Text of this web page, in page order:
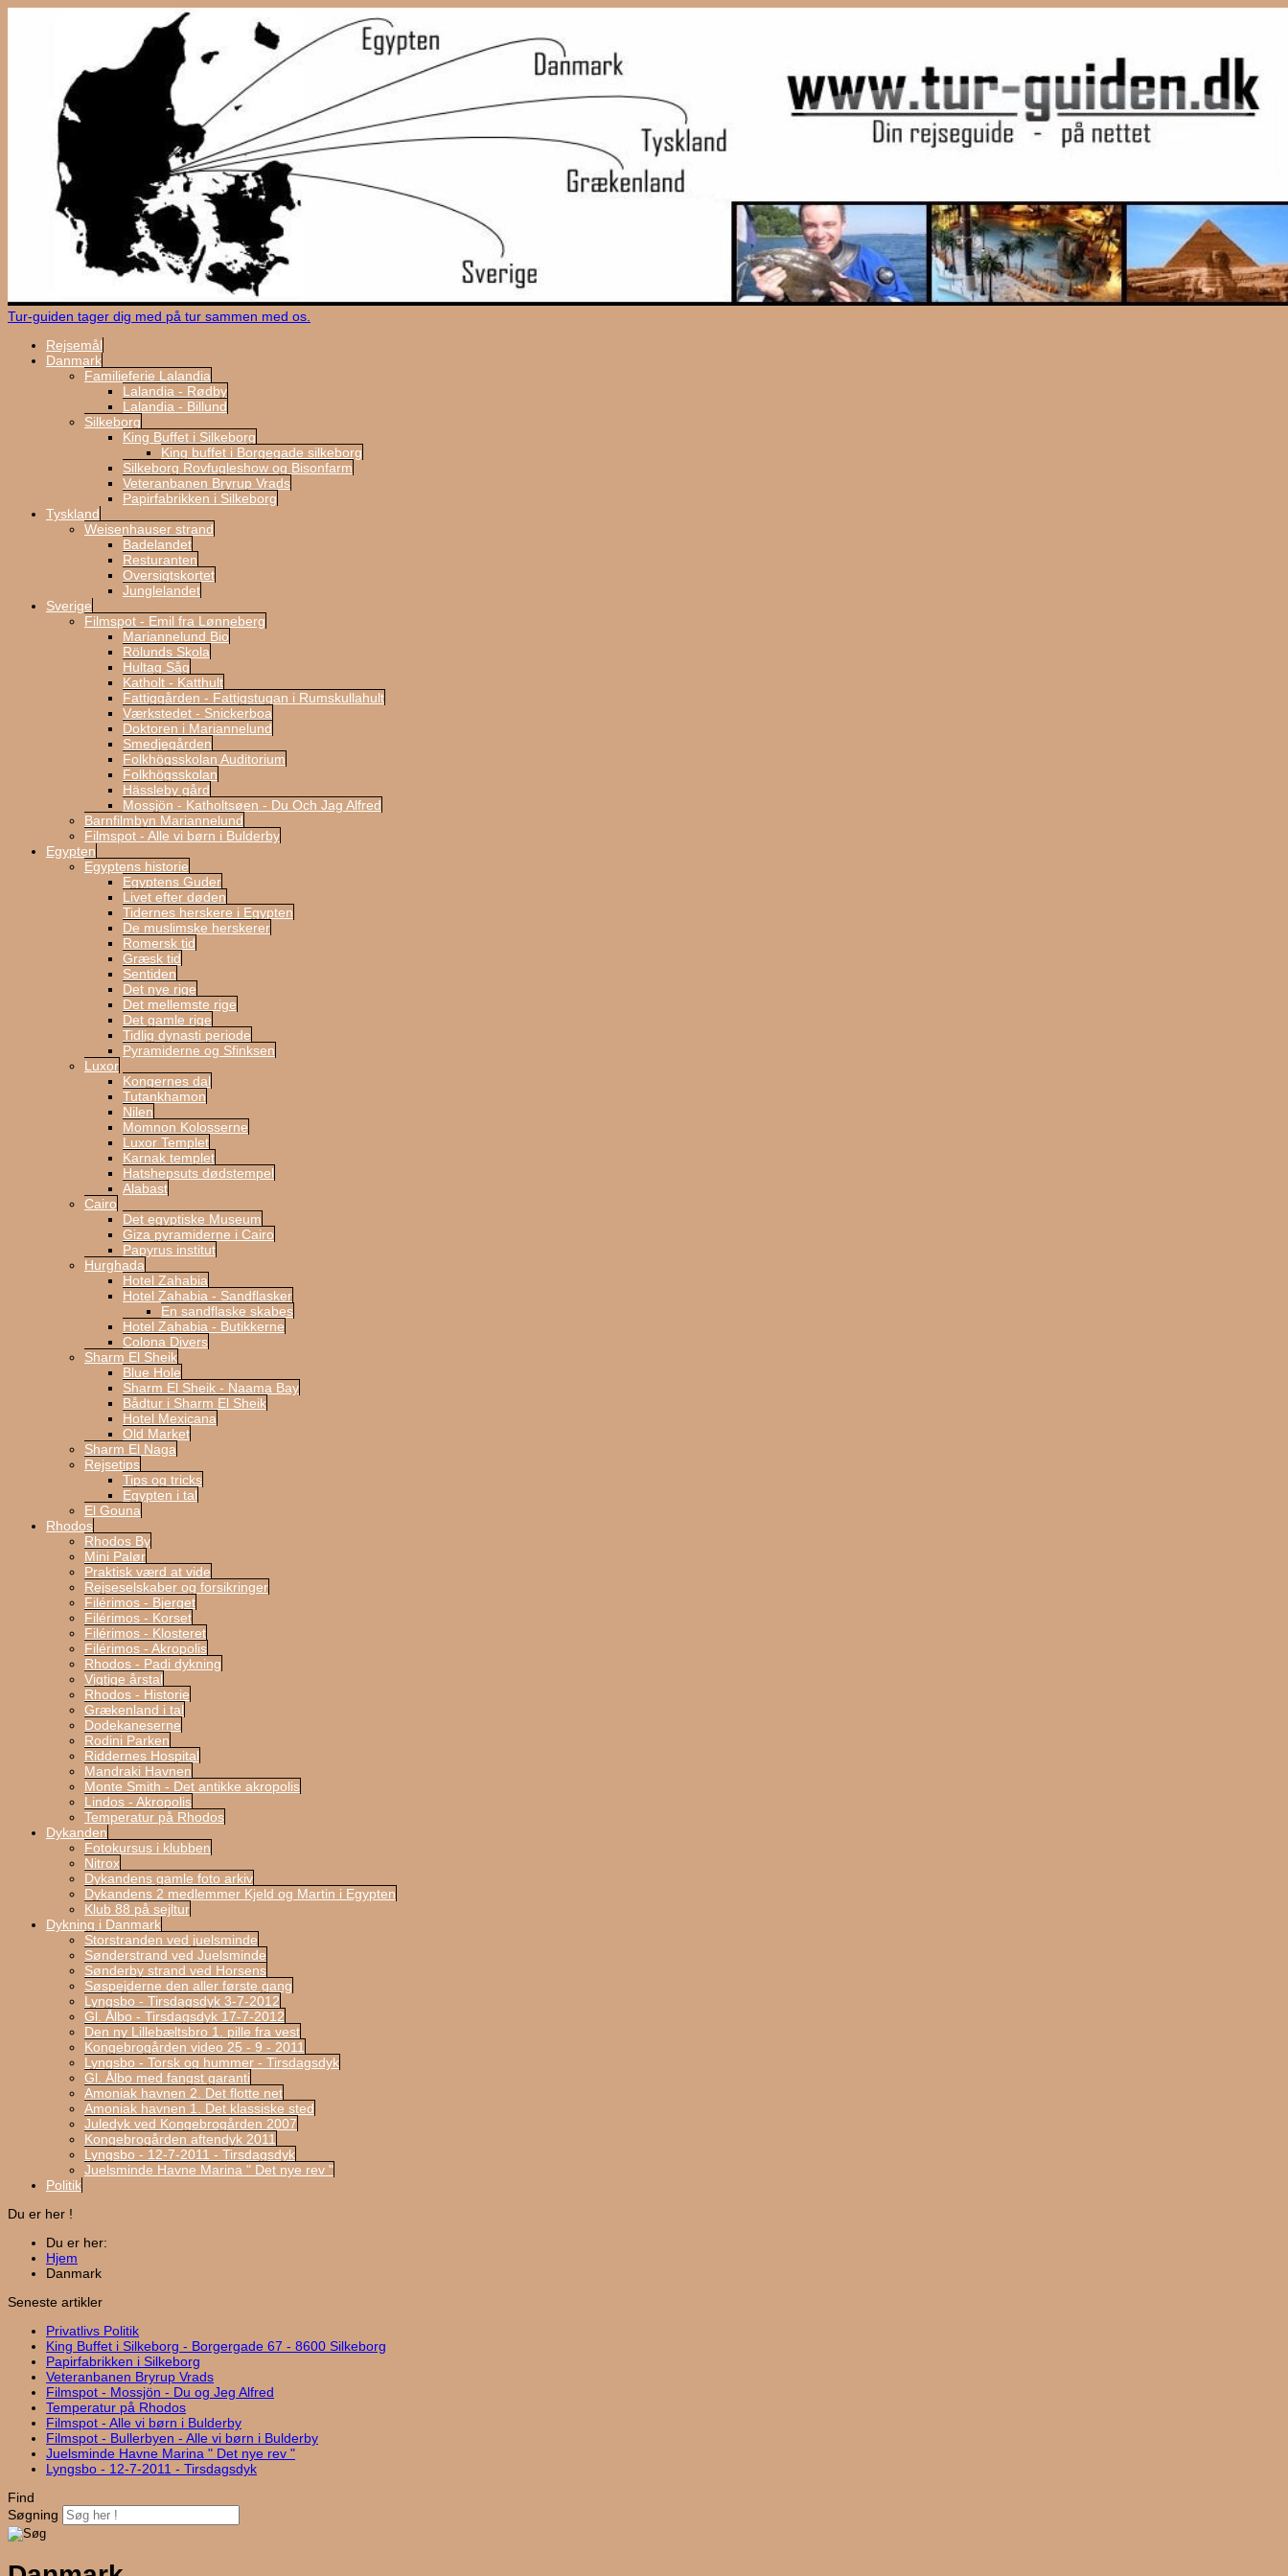
Tur-guiden tager dig med på tur sammen med os.
Rejsemål
Danmark
Familieferie Lalandia
Lalandia - Rødby
Lalandia - Billund
Silkeborg
King Buffet i Silkeborg
King buffet i Borgegade silkeborg
Silkeborg Rovfugleshow og Bisonfarm
Veteranbanen Bryrup Vrads
Papirfabrikken i Silkeborg
Tyskland
Weisenhauser strand
Badelandet
Resturanten
Oversigtskortet
Junglelandet
Sverige
Filmspot - Emil fra Lønneberg
Mariannelund Bio
Rölunds Skola
Hultag Såg
Katholt - Katthult
Fattiggården - Fattigstugan i Rumskullahult
Værkstedet - Snickerboa
Doktoren i Mariannelund
Smedjegården
Folkhögsskolan Auditorium
Folkhögsskolan
Hässleby gård
Mossjön - Katholtsøen - Du Och Jag Alfred
Barnfilmbyn Mariannelund
Filmspot - Alle vi børn i Bulderby
Egypten
Egyptens historie
Egyptens Guder
Livet efter døden
Tidernes herskere i Egypten
De muslimske herskerer
Romersk tid
Græsk tid
Sentiden
Det nye rige
Det mellemste rige
Det gamle rige
Tidlig dynasti periode
Pyramiderne og Sfinksen
Luxor
Kongernes dal
Tutankhamon
Nilen
Momnon Kolosserne
Luxor Templet
Karnak templet
Hatshepsuts dødstempel
Alabast
Cairo
Det egyptiske Museum
Giza pyramiderne i Cairo
Papyrus institut
Hurghada
Hotel Zahabia
Hotel Zahabia - Sandflasker
En sandflaske skabes
Hotel Zahabia - Butikkerne
Colona Divers
Sharm El Sheik
Blue Hole
Sharm El Sheik - Naama Bay
Bådtur i Sharm El Sheik
Hotel Mexicana
Old Market
Sharm El Naga
Rejsetips
Tips og tricks
Egypten i tal
El Gouna
Rhodos
Rhodos By
Mini Palør
Praktisk værd at vide
Rejseselskaber og forsikringer
Filérimos - Bjerget
Filérimos - Korset
Filérimos - Klosteret
Filérimos - Akropolis
Rhodos - Padi dykning
Vigtige årstal
Rhodos - Historie
Grækenland i tal
Dodekaneserne
Rodini Parken
Riddernes Hospital
Mandraki Havnen
Monte Smith - Det antikke akropolis
Lindos - Akropolis
Temperatur på Rhodos
Dykanden
Fotokursus i klubben
Nitrox
Dykandens gamle foto arkiv
Dykandens 2 medlemmer Kjeld og Martin i Egypten
Klub 88 på sejltur
Dykning i Danmark
Storstranden ved juelsminde
Sønderstrand ved Juelsminde
Sønderby strand ved Horsens
Søspejderne den aller første gang
Lyngsbo - Tirsdagsdyk 3-7-2012
Gl. Ålbo - Tirsdagsdyk 17-7-2012
Den ny Lillebæltsbro 1. pille fra vest
Kongebrogården video 25 - 9 - 2011
Lyngsbo - Torsk og hummer - Tirsdagsdyk
Gl. Ålbo med fangst garanti
Amoniak havnen 2. Det flotte net
Amoniak havnen 1. Det klassiske sted
Juledyk ved Kongebrogården 2007
Kongebrogården aftendyk 2011
Lyngsbo - 12-7-2011 - Tirsdagsdyk
Juelsminde Havne Marina " Det nye rev "
Politik
Du er her !
Du er her:
Hjem
Danmark
Seneste artikler
Privatlivs Politik
King Buffet i Silkeborg - Borgergade 67 - 8600 Silkeborg
Papirfabrikken i Silkeborg
Veteranbanen Bryrup Vrads
Filmspot - Mossjön - Du og Jeg Alfred
Temperatur på Rhodos
Filmspot - Alle vi børn i Bulderby
Filmspot - Bullerbyen - Alle vi børn i Bulderby
Juelsminde Havne Marina " Det nye rev "
Lyngsbo - 12-7-2011 - Tirsdagsdyk
Find
Søgning